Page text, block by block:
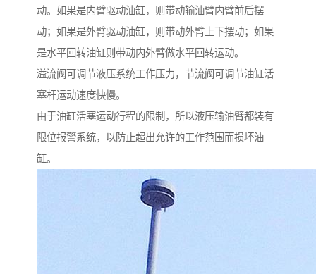
动。如果是内臂驱动油缸，则带动输油臂内臂前后摆
动；如果是外臂驱动油缸，则带动外臂上下摆动；如果
是水平回转油缸则带动内外臂做水平回转运动。
溢流阀可调节液压系统工作压力，节流阀可调节油缸活
塞杆运动速度快慢。
由于油缸活塞运动行程的限制，所以液压输油臂都装有
限位报警系统，以防止超出允许的工作范围而损坏油
缸。